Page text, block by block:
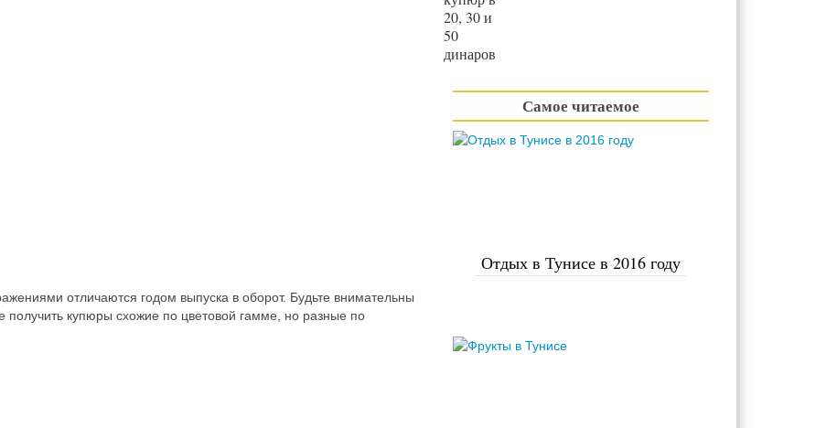
отличаются годом выпуска в оборот. Будьте внимательны
получить купюры схожие по цветовой гамме, но разные по
Самое читаемое
Отдых в Тунисе в 2016 году